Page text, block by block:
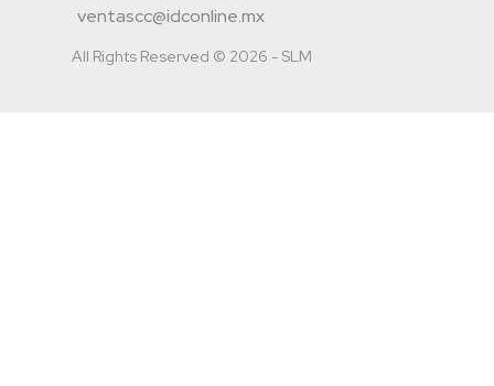
ventascc@idconline.mx
All Rights Reserved © 2026 - SLM